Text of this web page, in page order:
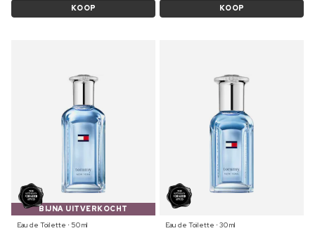
KOOP KOOP
BIJNA UITVERKOCHT
Eau de Toilette ⋅ 50 ml
Eau de Toilette ⋅ 30 ml